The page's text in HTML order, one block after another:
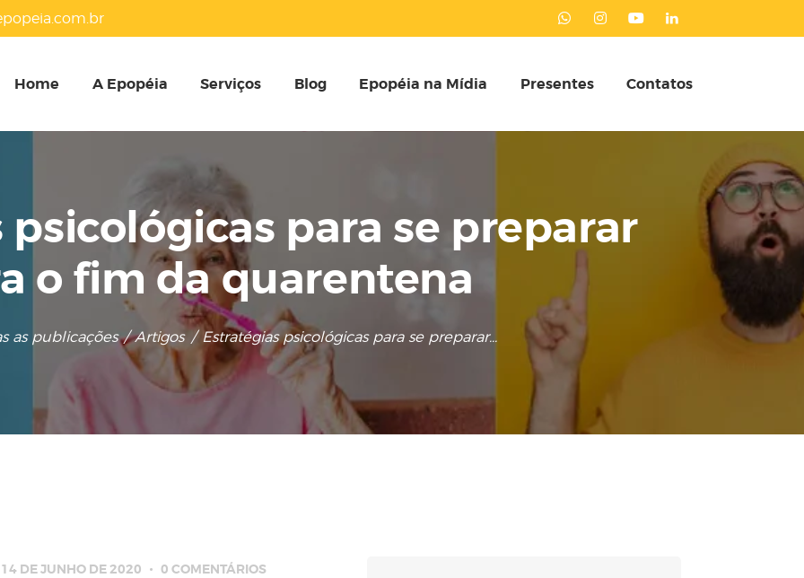
Home A Epopéia Serviços Blog Epopéia na Mídia Presentes Contatos
para se preparar
o fim da quarentena
as publicações Artigos Estratégias psicológicas para se preparar...
HOME
A EPOPÉIA
SERVIÇOS
EPOPÉIA NA MÍDIA
PRESENTES
CONTATOS
14 DE JUNHO DE 2020 0 COMENTÁRIOS